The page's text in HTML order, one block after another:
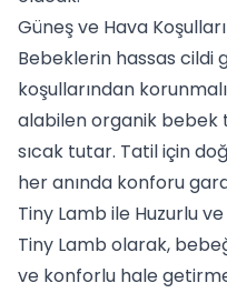
Güneş ve Hava
Bebeklerin hassas cildi
koşullarından
alabilenorganik bebek
sıcak tutar. Tatil için
her anında konforu
Tiny Lamb ile Huzurlu
Tiny Lamb olarak,
ve konforlu hale